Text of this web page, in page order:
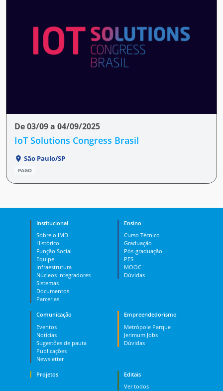
De 03/09 a 04/09/2025
IoT Solutions Congress Brasil
São Paulo/SP
PAGO
Institucional
Sobre o IMD
Histórico
Função Social
Equipe
Infraestrutura
Núcleos Integradores
Sistemas
Documentos
Parcerias
Ensino
Curso Técnico
Graduação
Pós-graduação
PES
MOOC
Dúvidas
Comunicação
Eventos
Notícias
Sugestões de pauta
Publicações
Newsletter
Empreendedorismo
Metrópole Parque
Jerimum Jobs
Dúvidas
Projetos
Editais
Ver todos